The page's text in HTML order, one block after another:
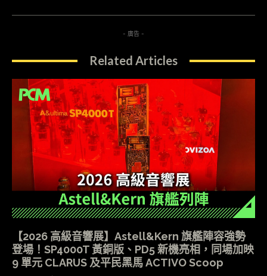
- 廣告 -
Related Articles
【2026 高級音響展】Astell&Kern 旗艦陣容強勢
登場！SP4000T 黃銅版、PD5 新機亮相，同場加映
9 單元 CLARUS 及平民黑馬 ACTIVO Scoop